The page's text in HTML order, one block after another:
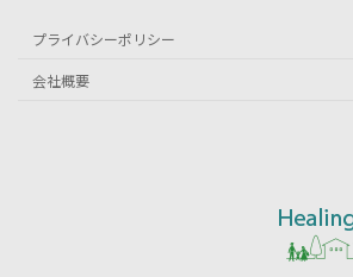
プライバシーポリシー
会社概要